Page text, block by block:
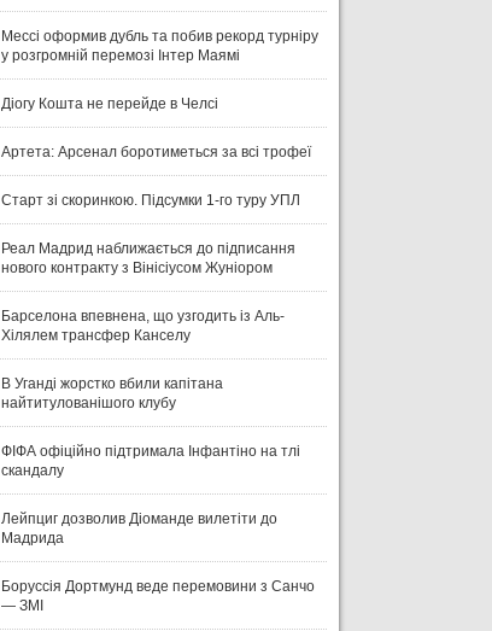
Мессі оформив дубль та побив рекорд турніру
у розгромній перемозі Інтер Маямі
Діогу Кошта не перейде в Челсі
Артета: Арсенал боротиметься за всі трофеї
Старт зі скоринкою. Підсумки 1-го туру УПЛ
Реал Мадрид наближається до підписання
нового контракту з Вінісіусом Жуніором
Барселона впевнена, що узгодить із Аль-
Хілялем трансфер Канселу
В Уганді жорстко вбили капітана
найтитулованішого клубу
ФІФА офіційно підтримала Інфантіно на тлі
скандалу
Лейпциг дозволив Діоманде вилетіти до
Мадрида
Боруссія Дортмунд веде перемовини з Санчо
— ЗМІ